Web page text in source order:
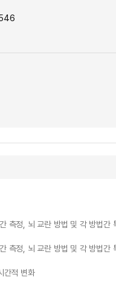
측정, 뇌 교란 방법 및 각 방법간
측정, 뇌 교란 방법 및 각 방법간
간적 변화